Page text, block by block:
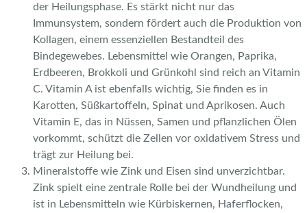
der Heilungsphase. Es stärkt nicht nur das
Immunsystem, sondern fördert auch die Produktion von
Kollagen, einem essenziellen Bestandteil des
Bindegewebes. Lebensmittel wie Orangen, Paprika,
Erdbeeren, Brokkoli und Grünkohl sind reich an Vitamin
C. Vitamin A ist ebenfalls wichtig, Sie finden es in
Karotten, Süßkartoffeln, Spinat und Aprikosen. Auch
Vitamin E, das in Nüssen, Samen und pflanzlichen Ölen
vorkommt, schützt die Zellen vor oxidativem Stress und
trägt zur Heilung bei.
Mineralstoffe wie Zink und Eisen sind unverzichtbar.
Zink spielt eine zentrale Rolle bei der Wundheilung und
ist in Lebensmitteln wie Kürbiskernen, Haferflocken,